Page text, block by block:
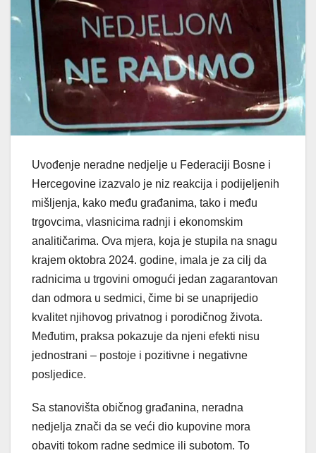
Uvođenje neradne nedjelje u Federaciji Bosne i
Hercegovine izazvalo je niz reakcija i podijeljenih
mišljenja, kako među građanima, tako i među
trgovcima, vlasnicima radnji i ekonomskim
analitičarima. Ova mjera, koja je stupila na snagu
krajem oktobra 2024. godine, imala je za cilj da
radnicima u trgovini omogući jedan zagarantovan
dan odmora u sedmici, čime bi se unaprijedio
kvalitet njihovog privatnog i porodičnog života.
Međutim, praksa pokazuje da njeni efekti nisu
jednostrani – postoje i pozitivne i negativne
posljedice.
Sa stanovišta običnog građanina, neradna
nedjelja znači da se veći dio kupovine mora
obaviti tokom radne sedmice ili subotom. To